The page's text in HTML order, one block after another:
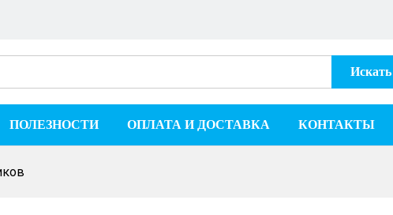
Искать
ПОЛЕЗНОСТИ ОПЛАТА И ДОСТАВКА КОНТАКТЫ